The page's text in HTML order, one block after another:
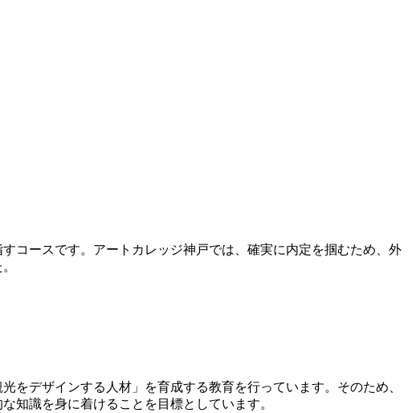
コースです。アートカレッジ神戸では、確実に内定を掴むため、外
をデザインする人材」を育成する教育を行っています。そのため、
知識を身に着けることを目標としています。